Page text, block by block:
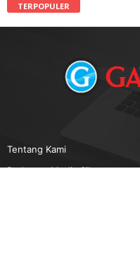
TERPOPULER
Tentang Kami
Pedoman Media Siber